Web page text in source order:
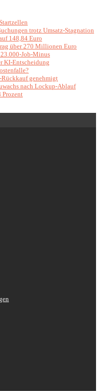
trotz Umsatz-Stagnation
148,84 Euro
über 270 Millionen Euro
Job-Minus
KI-Entscheidung
genehmigt
nach Lockup-Ablauf
Prozent